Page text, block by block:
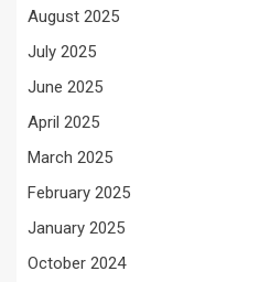
August 2025
July 2025
June 2025
April 2025
March 2025
February 2025
January 2025
October 2024